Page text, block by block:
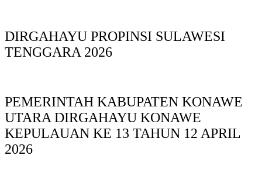
DIRGAHAYU PROPINSI SULAWESI
TENGGARA 2026
PEMERINTAH KABUPATEN KONAWE
UTARA DIRGAHAYU KONAWE
KEPULAUAN KE 13 TAHUN 12 APRIL
2026